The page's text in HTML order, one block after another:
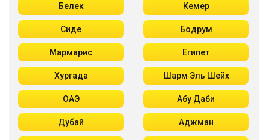
Белек Кемер
Сиде Бодрум
Мармарис Египет
Хургада Шарм Эль Шейх
ОАЭ Абу Даби
Дубай Аджман